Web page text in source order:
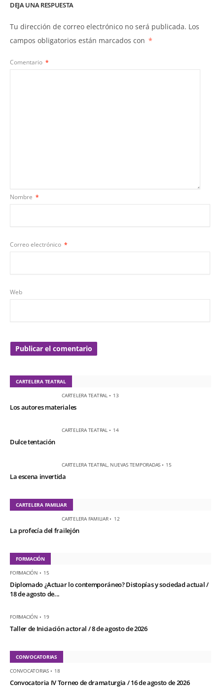
DEJA UNA RESPUESTA
Tu dirección de correo electrónico no será publicada. Los
campos obligatorios están marcados con *
Comentario *
Nombre *
Correo electrónico *
Web
CARTELERA TEATRAL
CARTELERA TEATRAL • 13
Los autores materiales
CARTELERA TEATRAL • 14
Dulce tentación
CARTELERA TEATRAL NUEVAS TEMPORADAS • 15
La escena invertida
CARTELERA FAMILIAR
CARTELERA FAMILIAR• 12
La profecía del frailejón
FORMACIÓN
FORMACIÓN • 15
Diplomado ¿Actuar lo contemporáneo? Distopías y sociedad actual /
18 de agosto de...
FORMACIÓN • 19
Taller de Iniciación actoral / 8 de agosto de 2026
CONVOCATORIAS
CONVOCATORIAS• 18
Convocatoria IV Torneo de dramaturgia / 16 de agosto de 2026